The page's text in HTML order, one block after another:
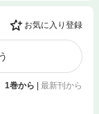
お気に入り登録
1巻から 最新刊から